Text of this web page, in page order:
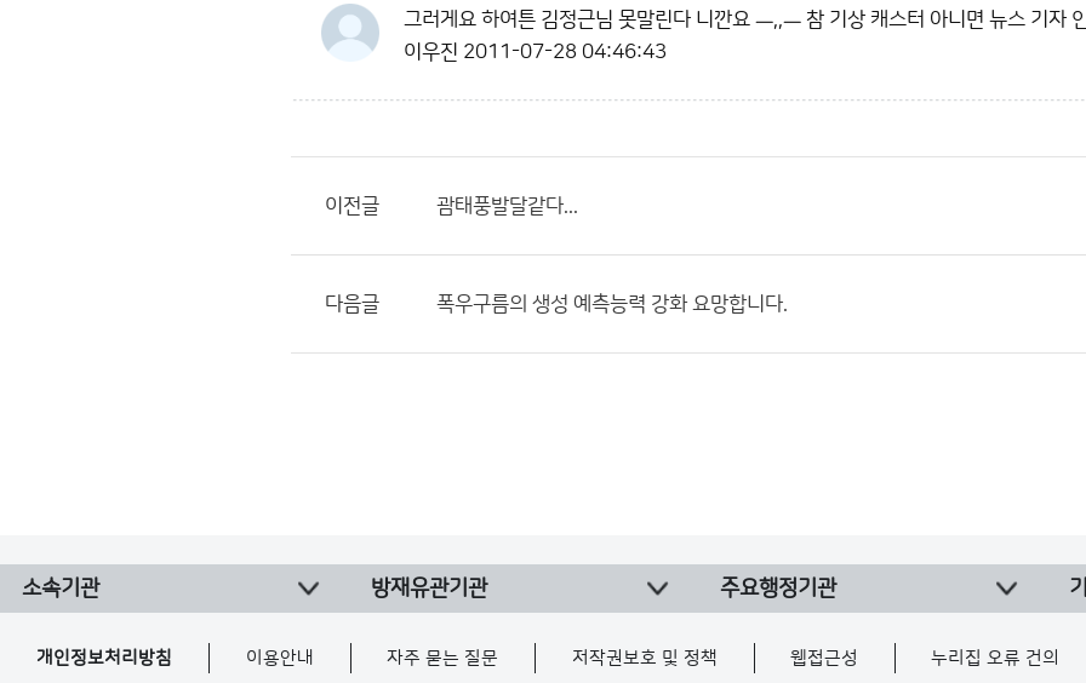
그러게요 하여튼 김정근님 못말린다 니깐요 ㅡ,,ㅡ 참 기상 캐스터 아니면 뉴스 기자
이우진 2011-07-28 04:46:43
이전글 괌태풍발달같다...
다음글 폭우구름의 생성 예측능력 강화 요망합니다.
소속기관 방재유관기관 주요행정기관
개인정보처리방침 이용안내 자주 묻는 질문 저작권보호 및 정책 웹접근성 누리집 오류 건의